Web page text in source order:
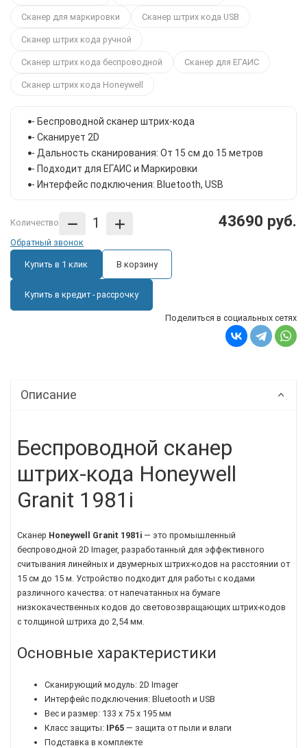
Сканер для маркировки Сканер штрих кода USB
Сканер штрих кода ручной
Сканер штрих кода беспроводной Сканер для ЕГАИС
Сканер штрих кода Honeywell
- Беспроводной сканер штрих-кода
- Сканирует 2D
- Дальность сканирования: От 15 см до 15 метров
- Подходит для ЕГАИС и Маркировки
- Интерфейс подключения: Bluetooth, USB
Количество 43690 руб.
Обратный звонок
Купить в 1 клик В корзину
Купить в кредит - рассрочку
Поделиться в социальных сетях
Описание
Беспроводной сканер
штрих-кода Honeywell
Granit 1981i
Сканер Honeywell Granit 1981i — это промышленный
беспроводной 2D Imager, разработанный для эффективного
считывания линейных и двумерных штрих-кодов на расстоянии от
15 см до 15 м. Устройство подходит для работы с кодами
различного качества: от напечатанных на бумаге
низкокачественных кодов до световозвращающих штрих-кодов
с толщиной штриха до 2,54 мм.
Основные характеристики
Сканирующий модуль: 2D Imager
Интерфейс подключения: Bluetooth и USB
Вес и размер: 133 x 75 x 195 мм
Класс защиты: IP65 — защита от пыли и влаги
Подставка в комплекте